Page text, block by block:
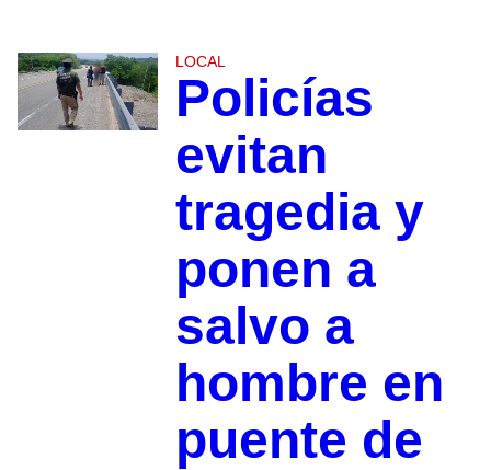
LOCAL
Policías
evitan
tragedia y
ponen a
salvo a
hombre en
puente de